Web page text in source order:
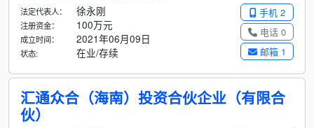
手机 2
电话 0
邮箱 1
法定代表人： 徐永刚
注册资金： 100万元
成立时间： 2021年06月09日
状态: 在业/存续
汇通众合（海南）投资合伙企业（有限合
伙）